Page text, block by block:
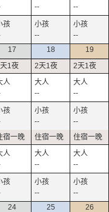
--
--
--
--
17 18
--
--
--
--
19
--
--
--
--
24 25 26